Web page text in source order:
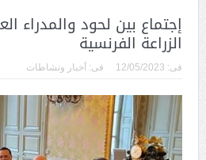
إجتماع بين لحود والمدراء
الزراعة الفرنسية
فى: 12/05/2023 فى: أخبار ونشاطات